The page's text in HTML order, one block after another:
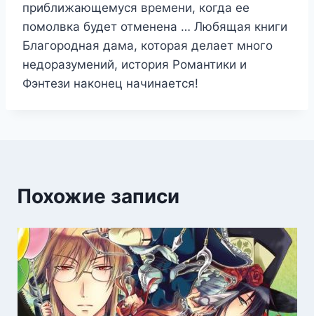
приближающемуся времени, когда ее
помолвка будет отменена … Любящая книги
Благородная дама, которая делает много
недоразумений, история Романтики и
Фэнтези наконец начинается!
Похожие записи